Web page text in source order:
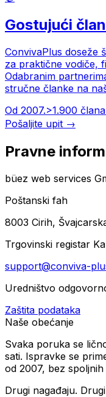
Gostujući
ConvivaPlus doseže
za praktične vodiče,
Odabranim
stručne članke na
Od 2007.>1.900
Pošaljite upit →
Pravne
büez web services
Poštanski fah
8003 Cirih,
Trgovinski registar
support@conviva-
Uredništvo
Zaštita podataka
Naše obećanje
Svaka poruka se
sati. Ispravke se
od 2007, bez
Drugi nagađaju.